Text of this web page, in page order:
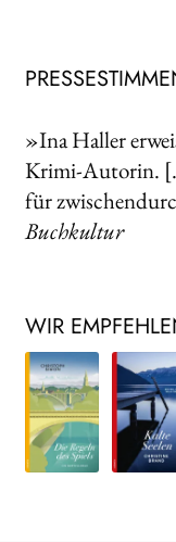
»Ina Haller
Krimi-Autorin.
für
Buchkultur
WIR